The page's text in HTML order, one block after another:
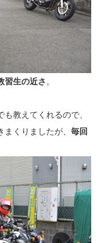
習生の近さ 。
教えてくれるので、
くりましたが、 毎回